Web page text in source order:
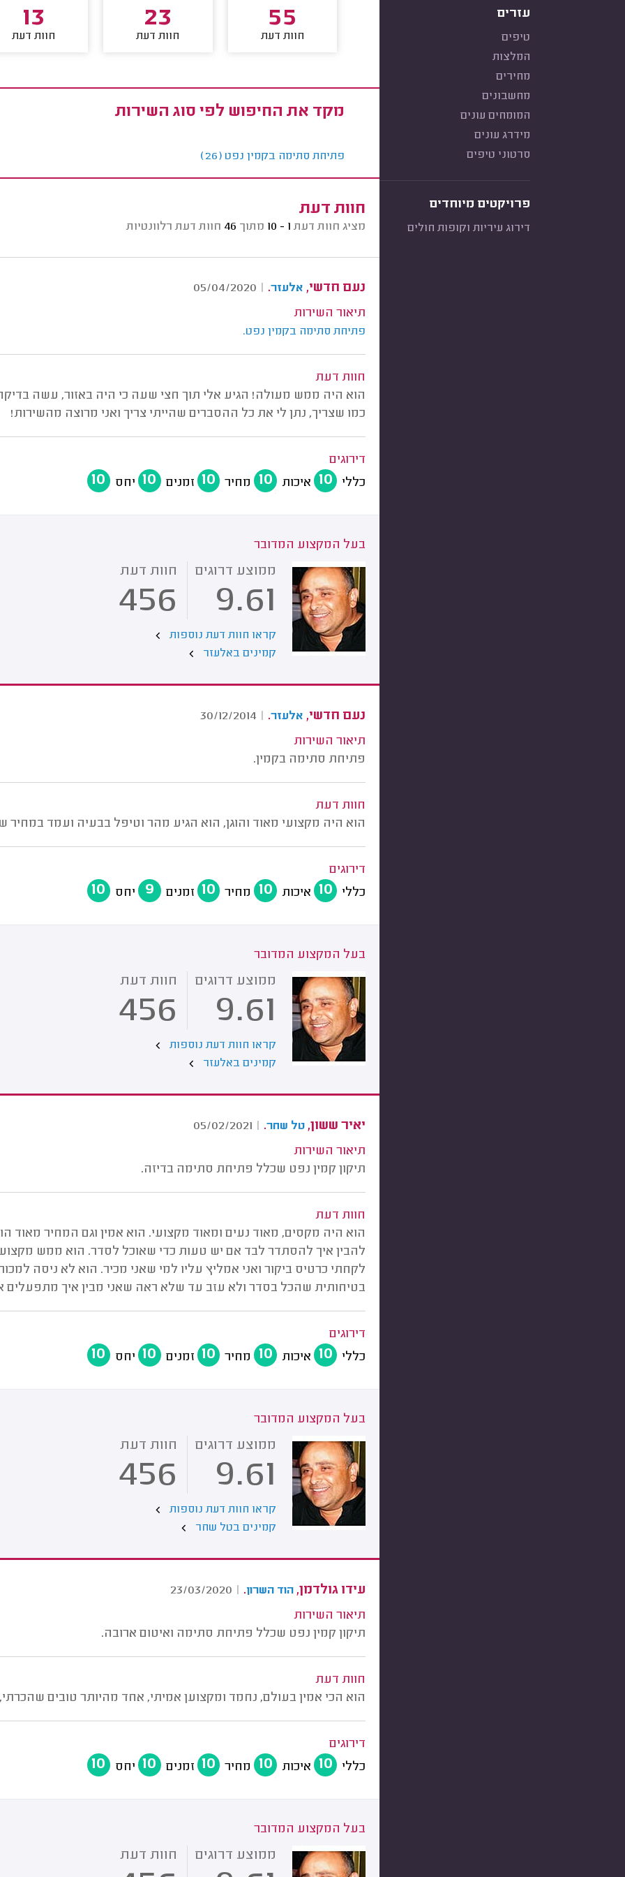
עזרים
טיפים
המלצות
מחירים
מחשבונים
המומחים עונים
מידרג עונים
סרטוני טיפים
פרויקטים מיוחדים
דירוג עיריות וקופות חולים
55
חוות דעת
23
חוות דעת
13
חוות דעת
מקד את החיפוש לפי סוג השירות
פתיחת סתימה בקמין נפט (26)
חוות דעת
מציג חוות דעת 1 - 10 מתוך 46 חוות דעת רלוונטיות
נעם חדשי, אלעזר.
|
05/04/2020
תיאור השירות
פתיחת סתימה בקמין נפט.
חוות דעת
הוא היה ממש מעולה! הגיע אלי תוך חצי שעה כי היה באזור, עשה
כמו שצריך, נתן לי את כל ההסברים שהייתי צריך ואני מרוצה מהשירות!
דירוגים
כללי
10 איכות 10 מחיר 10 זמנים 10 יחס 10
בעל המקצוע המדובר
ממוצע דרוגים
9.61
חוות דעת
456
קראו חוות דעת נוספות
קמינים באלעזר
נעם חדשי, אלעזר.
|
30/12/2014
תיאור השירות
פתיחת סתימה בקמין.
חוות דעת
הוא היה מקצועי מאוד והוגן, הוא הגיע מהר וטיפל בבעיה ועמד במחיר
דירוגים
כללי
10 איכות 10 מחיר 10 זמנים 9 יחס 10
בעל המקצוע המדובר
ממוצע דרוגים
9.61
חוות דעת
456
קראו חוות דעת נוספות
קמינים באלעזר
יאיר ששון, טל שחר.
|
05/02/2021
תיאור השירות
תיקון קמין נפט שכלל פתיחת סתימה בדיזה.
חוות דעת
הוא היה מקסים, מאוד נעים ומאוד מקצועי. הוא אמין וגם המחיר מאוד
להבין איך להסתדר לבד אם יש טעות כדי שאוכל לסדר. הוא ממש מקצועי
לקחתי כרטיס ביקור ואני אמליץ עליו למי שאני מכיר. הוא לא ניסה
בטיחותית שהכל בסדר ולא עזב עד שלא ראה שאני מבין איך מתפעלים
דירוגים
כללי
10 איכות 10 מחיר 10 זמנים 10 יחס 10
בעל המקצוע המדובר
ממוצע דרוגים
9.61
חוות דעת
456
קראו חוות דעת נוספות
קמינים בטל שחר
עידו גולדמן, הוד השרון.
|
23/03/2020
תיאור השירות
תיקון קמין נפט שכלל פתיחת סתימה ואיטום ארובה.
חוות דעת
הוא הכי אמין בעולם, נחמד ומקצוען אמיתי, אחד מהיותר טובים
דירוגים
כללי
10 איכות 10 מחיר 10 זמנים 10 יחס 10
בעל המקצוע המדובר
ממוצע דרוגים חוות דעת